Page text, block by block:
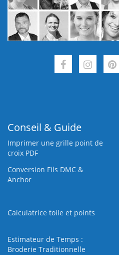
Conseil & Guide
Imprimer une grille point de
croix PDF
Conversion Fils DMC &
Anchor
Calculatrice toile et points
Estimateur de Temps :
Broderie Traditionnelle